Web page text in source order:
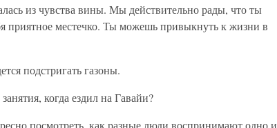
из чувства вины. Мы действительно рады, что ты
приятное местечко. Ты можешь привыкнуть к жизни в
подстригать газоны.
когда ездил на Гавайи?
посмотреть, как разные люди воспринимают одно и